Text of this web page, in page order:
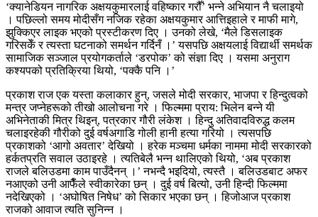
‘क्यानेडियन नागरिक अक्षयकुमारलाई वहिष्कार गरौँ’ भन्ने अभियान नै चलाइयो
। पछिल्लो समय मोदीसँग नजिक रहेका अक्षयकुमार आत्तिइहाले र माफी मागे,
झुक्किएर लाइक भएको प्रस्टीकरण दिए । उनको लेखे, ‘मैले डिसलाइक
गरिसकेँ र त्यस्ता घटनाको समर्थन गर्दिनँ ।’ यसपछि अक्षयलाई विद्यार्थी समर्थक
सामाजिक सञ्जाल प्रयोगकर्ताले ‘डरपोक’ को संज्ञा दिए । यसमा अनुराग
कश्यपको प्रतिक्रिया थियो, ‘पक्कै पनि ।’
प्रकाश राज एक यस्ता कलाकार हुन्, जसले मोदी सरकार, भाजपा र हिन्दुत्वको
मन्त्र जप्नेहरूको तीखो आलोचना गरे । फिल्ममा प्राय: भिलेन बन्ने यी
अभिनेताकी मित्र थिइन्, पत्रकार गौरी लंकेश । हिन्दु अतिवादविरुद्ध कलम
चलाइरहेकी गौरीको दुई वर्षअगाडि गोली हानी हत्या गरियो । त्यसपछि
प्रकाशको ‘आगो अवतार’ देखियो । हरेक मञ्चमा धर्मका नाममा मोदी सरकारको
हर्कतप्रति सवाल उठाइरहे । त्यतिबेलै भन्न थालिएको थियो, ‘अब प्रकाश
राजले बलिउडमा काम पाउँदैनन् ।’ नभन्दै भइदियो, त्यस्तै । बलिउडबाट अफर
नआएको उनी आफैँले स्वीकारेका छन् । दुई वर्ष बित्यो, उनी हिन्दी फिल्ममा
नदेखिएको । ‘अघोषित निषेध’ को सिकार भएका छन् । हिजोआज प्रकाश
राजको आवाज त्यति सुनिन्न ।